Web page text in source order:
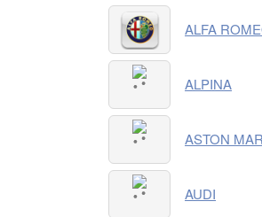
ALFA
ALPINA
ASTON
AUDI